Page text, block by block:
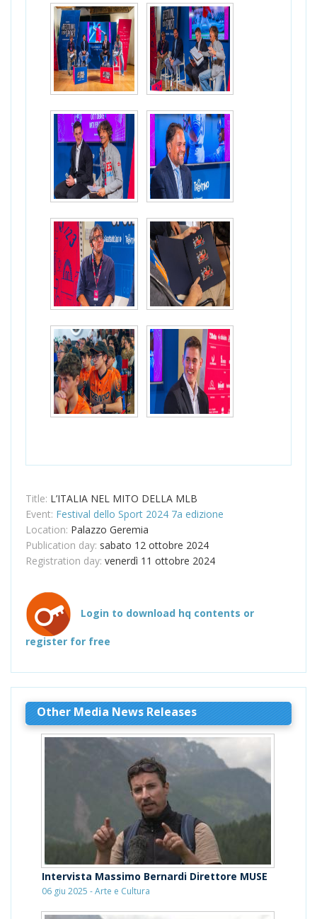
Title: L’ITALIA NEL MITO DELLA MLB
Event: Festival dello Sport 2024 7a edizione
Location: Palazzo Geremia
Publication day: sabato 12 ottobre 2024
Registration day: venerdì 11 ottobre 2024
Login to download hq contents or
register for free
Other Media News Releases
Intervista Massimo Bernardi Direttore MUSE
06 giu 2025 - Arte e Cultura